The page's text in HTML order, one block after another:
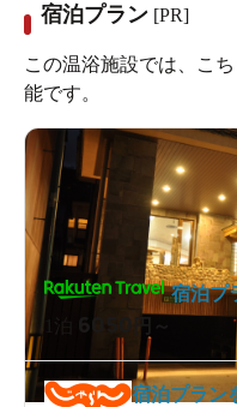
宿泊プラン [PR]
この温浴施設では、こ
能です。
宿泊プ
宿泊プラン